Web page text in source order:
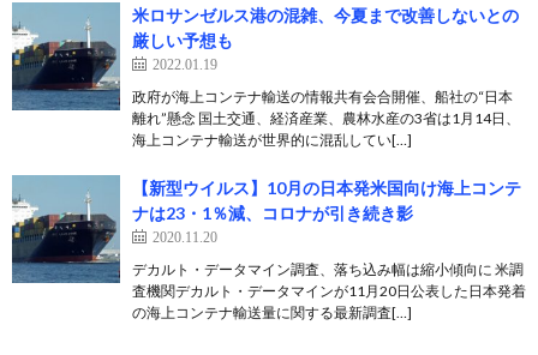
米ロサンゼルス港の混雑、今夏まで改善しないとの
厳しい予想も
2022.01.19
政府が海上コンテナ輸送の情報共有会合開催、船社の“日本
離れ”懸念 国土交通、経済産業、農林水産の3省は1月14日、
海上コンテナ輸送が世界的に混乱してい[…]
【新型ウイルス】10月の日本発米国向け海上コンテ
ナは23・1％減、コロナが引き続き影
2020.11.20
デカルト・データマイン調査、落ち込み幅は縮小傾向に 米調
査機関デカルト・データマインが11月20日公表した日本発着
の海上コンテナ輸送量に関する最新調査[…]